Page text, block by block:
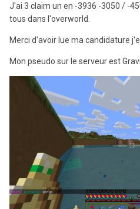
J'ai 3 claim un en -3936 -3050 / -
tous dans l'overworld.
Merci d'avoir lue ma candidature
Mon pseudo sur le serveur est